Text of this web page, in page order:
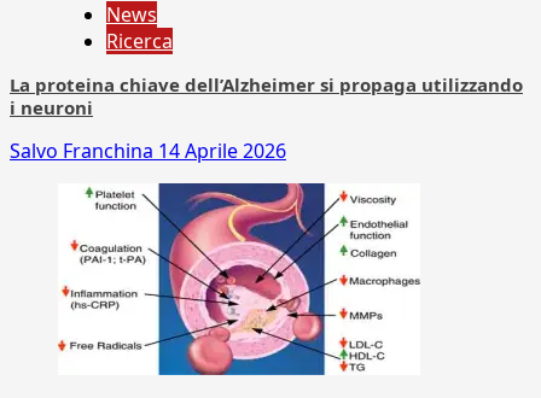
News
Ricerca
La proteina chiave dell’Alzheimer si propaga utilizzando
i neuroni
Salvo Franchina 14 Aprile 2026